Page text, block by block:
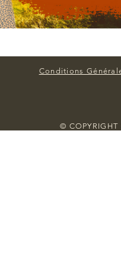
Conditions
©